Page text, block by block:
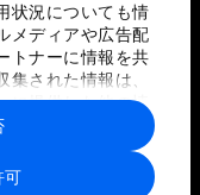
状況についても情
メディアや広告配
トナーに情報を共
された情報は、
に提供した他の情
スを使用した際
合わされ、各パー
ことがありま
可